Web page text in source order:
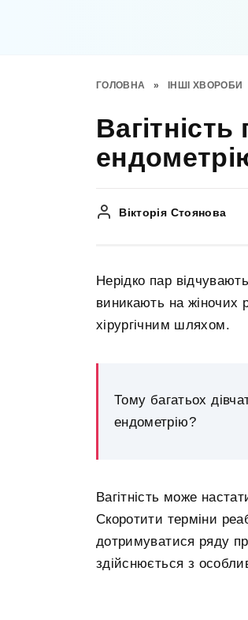
ГОЛОВНА » ІНШІ ХВОРОБИ
Вікторія Стоянова
Нерідко пар
виникають на жіночих
хірургічним шляхом.
Тому багатьох
ендометрію?
Вагітність може
Скоротити терміни
дотримуватися ряду
здійснюється з